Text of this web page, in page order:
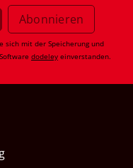
sich mit der Speicherung und
dodeley einverstanden.